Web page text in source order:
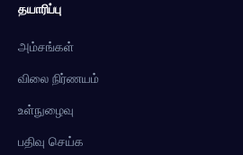
தயாரிப்பு
அம்சங்கள்
விலை நிர்ணயம்
உள்நுழைவு
பதிவு செய்க